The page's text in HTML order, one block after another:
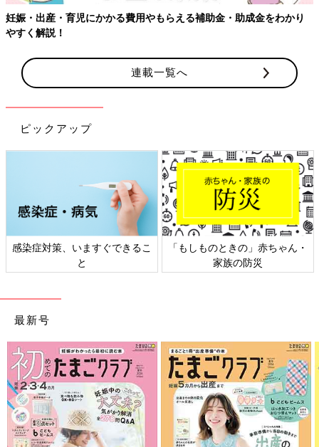
妊娠・出産・育児にかかる費用やもらえる補助金・助成金をわかり
やすく解説！
連載一覧へ
ピックアップ
感染症対策、いますぐできるこ
と
「もしものときの」赤ちゃん・
家族の防災
最新号